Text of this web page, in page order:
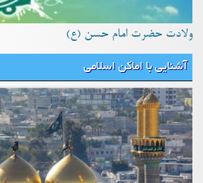
ولادت حضرت امام حسن (ع)
آشنایی با اماکن اسلامی